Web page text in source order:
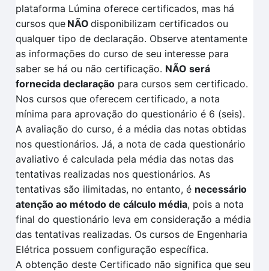
plataforma Lúmina oferece certificados, mas há
cursos que NÃO disponibilizam certificados ou
qualquer tipo de declaração. Observe atentamente
as informações do curso de seu interesse para
saber se há ou não certificação. NÃO será
fornecida declaração para cursos sem certificado.
Nos cursos que oferecem certificado, a nota
mínima para aprovação do questionário é 6 (seis).
A avaliação do curso, é a média das notas obtidas
nos questionários. Já, a nota de cada questionário
avaliativo é calculada pela média das notas das
tentativas realizadas nos questionários. As
tentativas são ilimitadas, no entanto, é necessário
atenção ao método de cálculo média, pois a nota
final do questionário leva em consideração a média
das tentativas realizadas. Os cursos de Engenharia
Elétrica possuem configuração específica.
A obtenção deste Certificado não significa que seu